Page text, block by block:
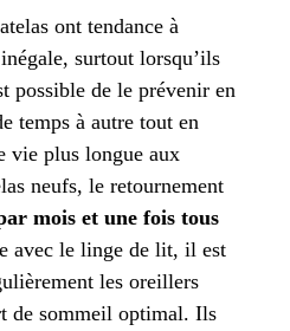
ont tendance à
surtout lorsqu’ils
possible de le prévenir en
temps à autre tout en
vie plus longue aux
neufs, le retournement
mois et une fois tous
avec le linge de lit, il est
les oreillers
de sommeil optimal. Ils